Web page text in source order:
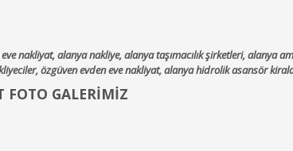
nakliyat, alanya nakliye, alanya taşımacılık şirketleri, alanya
özgüven evden eve nakliyat, alanya hidrolik asansör
FOTO GALERİMİZ